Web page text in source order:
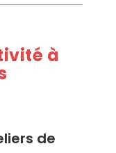
à
de